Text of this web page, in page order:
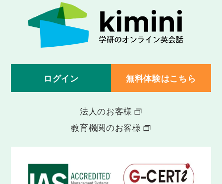
す。
Lesson 49
「お金」をテーマに語彙・フレーズを学習
ます。
これまでに学習した内容をおさらいします。
Lesson 51
ます。
ログイン 無料体験はこちら
法人のお客様
教育機関のお客様